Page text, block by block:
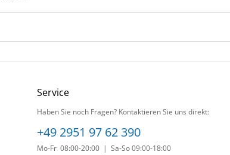
Service
Haben Sie noch Fragen? Kontaktieren Sie uns direkt:
+49 2951 97 62 390
Mo-Fr 08:00-20:00 | Sa-So 09:00-18:00